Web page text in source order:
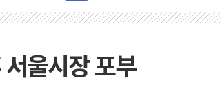
[속보] 민주, 제주·인천 경
[속보] 민주, 인천 경선 결
울시장 포부